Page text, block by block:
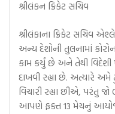
શ્રીલંકન ક્રિકેટ સચિવ
શ્રીલંકાના ક્રિકેટ સચિવ
અન્ય દેશોની તુલનામાં
કામ કર્યું છે અને તેથી
દાખવી રહ્યા છે. અત્યારે
વિચારી રહ્યા છીએ, પરંતુ
આપણે ફક્ત 13 મેચનું